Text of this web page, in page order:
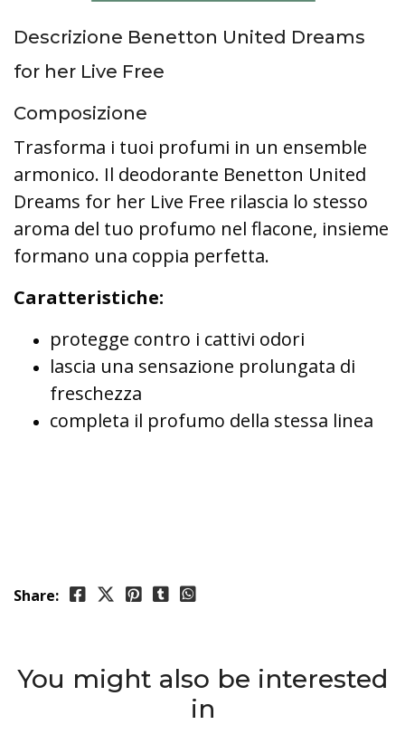
Descrizione Benetton United Dreams
for her Live Free
Composizione
Trasforma i tuoi profumi in un ensemble
armonico. Il deodorante Benetton United
Dreams for her Live Free rilascia lo stesso
aroma del tuo profumo nel flacone, insieme
formano una coppia perfetta.
Caratteristiche:
protegge contro i cattivi odori
lascia una sensazione prolungata di
freschezza
completa il profumo della stessa linea
Share:
You might also be interested
in